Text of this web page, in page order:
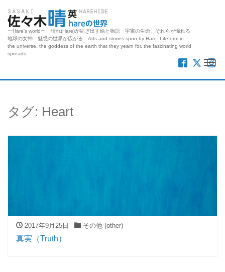
ーHare's worldー 晴れ(Hare)が紡ぎ出す絵と物語 宇宙の生命、それらが憧れる
地球の女神 魅惑の世界が広がる Arts and stories spun by Hare. Lifeform in
the universe, the goddess of the earth that they yearn for, the fascinating world
spreads
タグ: Heart
2017年9月25日 その他 (other)
真実（Truth）